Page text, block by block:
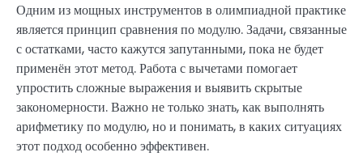
Одним из мощных инструментов в олимпиадной практике
является принцип сравнения по модулю. Задачи, связанные
с остатками, часто кажутся запутанными, пока не будет
применён этот метод. Работа с вычетами помогает
упростить сложные выражения и выявить скрытые
закономерности. Важно не только знать, как выполнять
арифметику по модулю, но и понимать, в каких ситуациях
этот подход особенно эффективен.